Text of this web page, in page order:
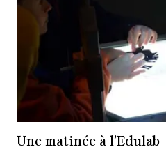
Une matinée à l’Edulab